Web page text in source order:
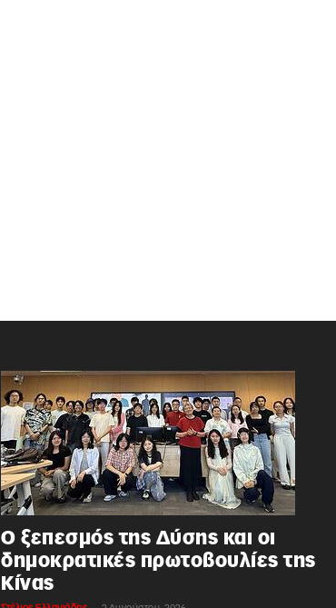
Ο ξεπεσμός της Δύσης και οι
δημοκρατικές πρωτοβουλίες της
Κίνας